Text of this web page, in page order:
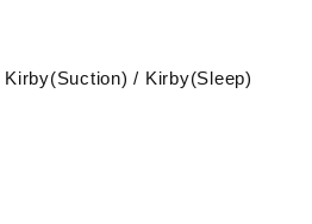
/ Kirby(Sleep)